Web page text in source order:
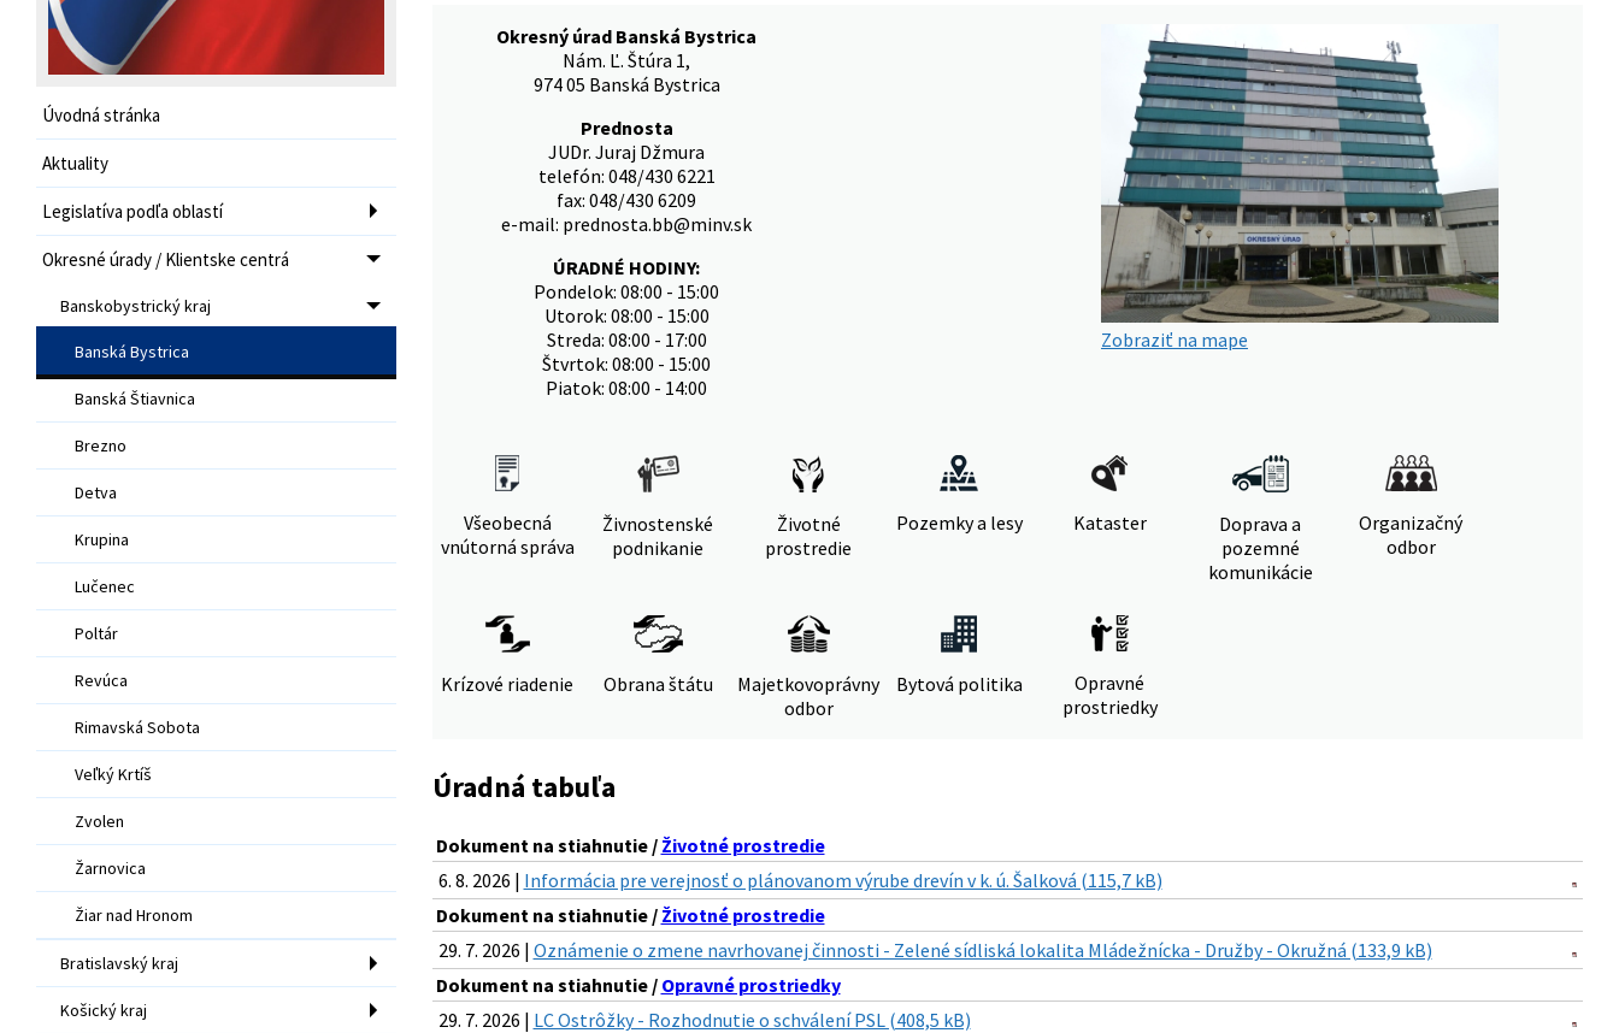
Úvodná stránka
Aktuality
Legislatíva podľa oblastí
Okresné úrady / Klientske centrá
Banskobystrický kraj
Banská Bystrica
Banská Štiavnica
Brezno
Detva
Krupina
Lučenec
Poltár
Revúca
Rimavská Sobota
Veľký Krtíš
Zvolen
Žarnovica
Žiar nad Hronom
Bratislavský kraj
Košický kraj
Okresný úrad Banská Bystrica
Nám. Ľ. Štúra 1,
974 05 Banská Bystrica
Prednosta
JUDr. Juraj Džmura
telefón: 048/430 6221
fax: 048/430 6209
e-mail: prednosta.bb@minv.sk
ÚRADNÉ HODINY:
Pondelok: 08:00 - 15:00
Utorok: 08:00 - 15:00
Streda: 08:00 - 17:00
Štvrtok: 08:00 - 15:00
Piatok: 08:00 - 14:00
Zobraziť na mape
Všeobecná
vnútorná správa
Živnostenské
podnikanie
Životné
prostredie
Pozemky a lesy Kataster
Doprava a
pozemné
komunikácie
Organizačný
odbor
Krízové riadenie Obrana štátu
Majetkovoprávny
odbor
Bytová politika
Opravné
prostriedky
Úradná tabuľa
Dokument na stiahnutie / Životné prostredie
6. 8. 2026 | Informácia pre verejnosť o plánovanom výrube drevín v k. ú. Šalková (115,7 kB)
Dokument na stiahnutie / Životné prostredie
29. 7. 2026 | Oznámenie o zmene navrhovanej činnosti - Zelené sídliská lokalita Mládežnícka - Družby - Okružná (133,9 kB)
Dokument na stiahnutie / Opravné prostriedky
29. 7. 2026 | LC Ostrôžky - Rozhodnutie o schválení PSL (408,5 kB)